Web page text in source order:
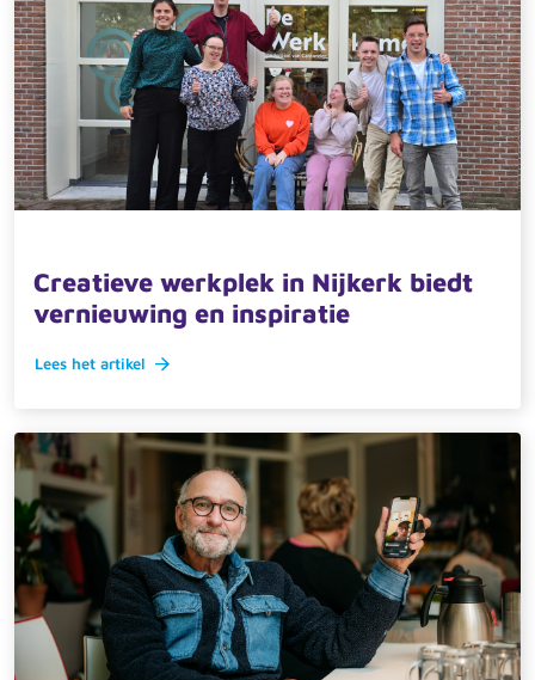
Creatieve werkplek in Nijkerk biedt
vernieuwing en inspiratie
Lees het artikel